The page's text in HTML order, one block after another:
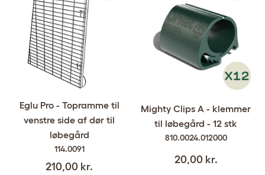
Eglu Pro - Topramme til
venstre side af dør til
løbegård
114.0091
210,00 kr.
Mighty Clips A - klemmer
til løbegård - 12 stk
810.0024.012000
20,00 kr.